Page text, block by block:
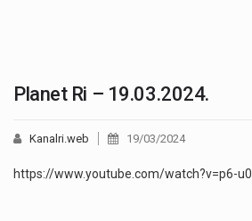
Planet Ri – 19.03.2024.
Kanalri.web 19/03/2024
https://www.youtube.com/watch?v=p6-